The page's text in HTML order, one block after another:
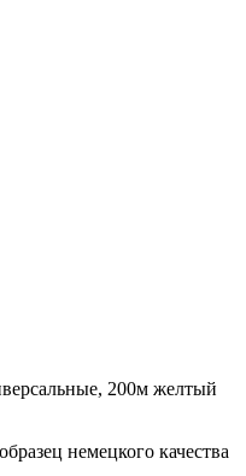
200м желтый
немецкого качества